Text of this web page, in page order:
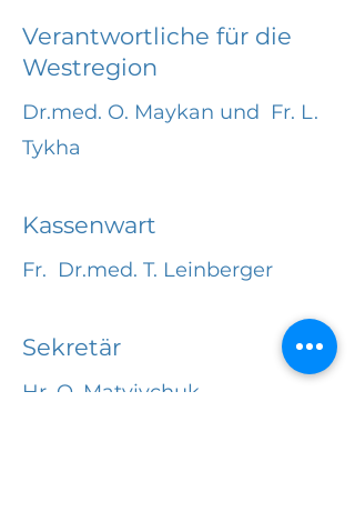
Verantwortliche für die
Westregion
Dr.med. O. Maykan und Fr. L.
Tykha
Kassenwart
Fr. Dr.med. T. Leinberger
Sekretär
Hr. O. Matviychuk